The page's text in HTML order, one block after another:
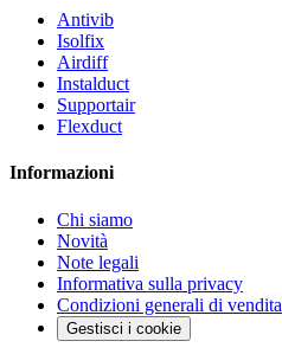
Antivib
Isolfix
Airdiff
Instalduct
Supportair
Flexduct
Informazioni
Chi siamo
Novità
Note legali
Informativa sulla privacy
Condizioni generali di vendita
Gestisci i cookie